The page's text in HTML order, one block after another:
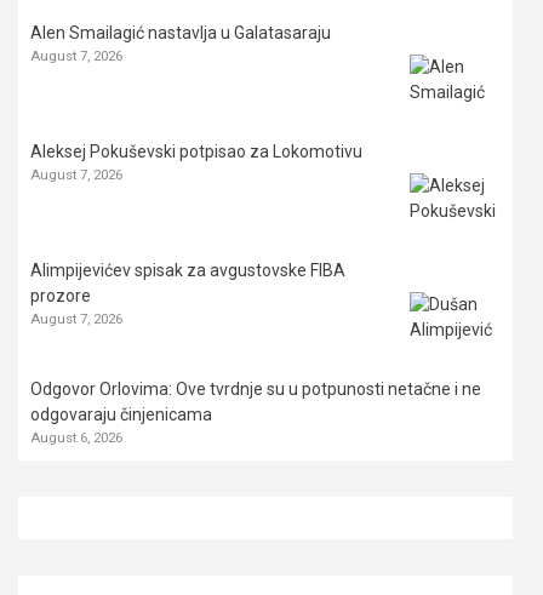
Alen Smailagić nastavlja u Galatasaraju
August 7, 2026
Aleksej Pokuševski potpisao za Lokomotivu
August 7, 2026
Alimpijevićev spisak za avgustovske FIBA
prozore
August 7, 2026
Odgovor Orlovima: ​Ove tvrdnje su u potpunosti netačne i ne
odgovaraju činjenicama
August 6, 2026